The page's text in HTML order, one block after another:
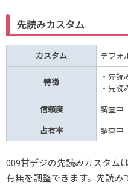
先読みカスタム
カスタム デフォ
特徴
・先読
・先読
信頼度 調査中
占有率 調査中
009甘デジの先読みカスタム
有無を調整できます。先読み